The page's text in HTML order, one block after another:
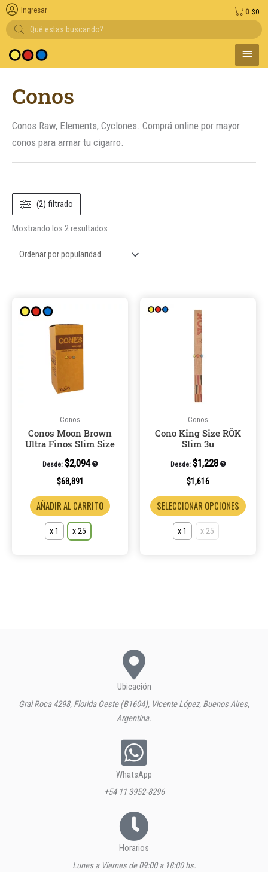
Búsqueda
de
productos
de pago
$0
0
Ingresar
MENÚ
Conos
Conos Raw, Elements, Cyclones. Comprá online por mayor
conos para armar tu cigarro.
(2) filtrado
Mostrando los 2 resultados
Conos
Conos Moon Brown
Ultra Finos Slim Size
Desde: $2,094
$68,891
AÑADIR AL CARRITO
elegir
en
producto
x 1 x 25
Conos
Cono King Size RÖK
Slim 3u
Desde: $1,228
$1,616
SELECCIONAR OPCIONES
x 1 x 25
Ubicación
Gral Roca 4298, Florida Oeste (B1604), Vicente López, Buenos Aires,
Argentina.
WhatsApp
+54 11 3952-8296
Horarios
Lunes a Viernes de 09:00 a 18:00 hs.